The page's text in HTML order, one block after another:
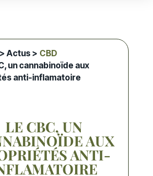
>Actus > CBD
un cannabinoïde aux
anti-inflamatoire
LE CBC, UN
AUX
ANTI-